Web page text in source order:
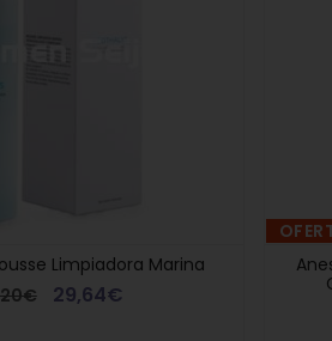
Limpiadora Marina
29,64€